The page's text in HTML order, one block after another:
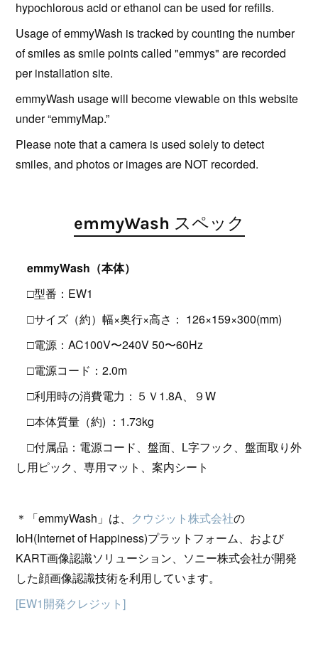
hypochlorous acid or ethanol can be used for refills.
Usage of emmyWash is tracked by counting the number
of smiles as smile points called "emmys" are recorded
per installation site.
emmyWash usage will become viewable on this website
under “emmyMap.”
Please note that a camera is used solely to detect
smiles, and photos or images are NOT recorded.
emmyWash スペック
emmyWash（本体）
□型番：EW1
□サイズ（約）幅×奥行×高さ： 126×159×300(mm)
□電源：AC100V〜240V 50〜60Hz
□電源コード：2.0m
□利用時の消費電力：５Ｖ1.8A、９W
□本体質量（約) ：1.73kg
□付属品：電源コード、盤面、L字フック、盤面取り外
し用ピック、専用マット、案内シート
＊「emmyWash」は、 クウジット株式会社の
IoH(Internet of Happiness)プラットフォーム、および
KART画像認識ソリューション、ソニー株式会社が開発
した顔画像認識技術を利用しています。
[EW1開発クレジット]